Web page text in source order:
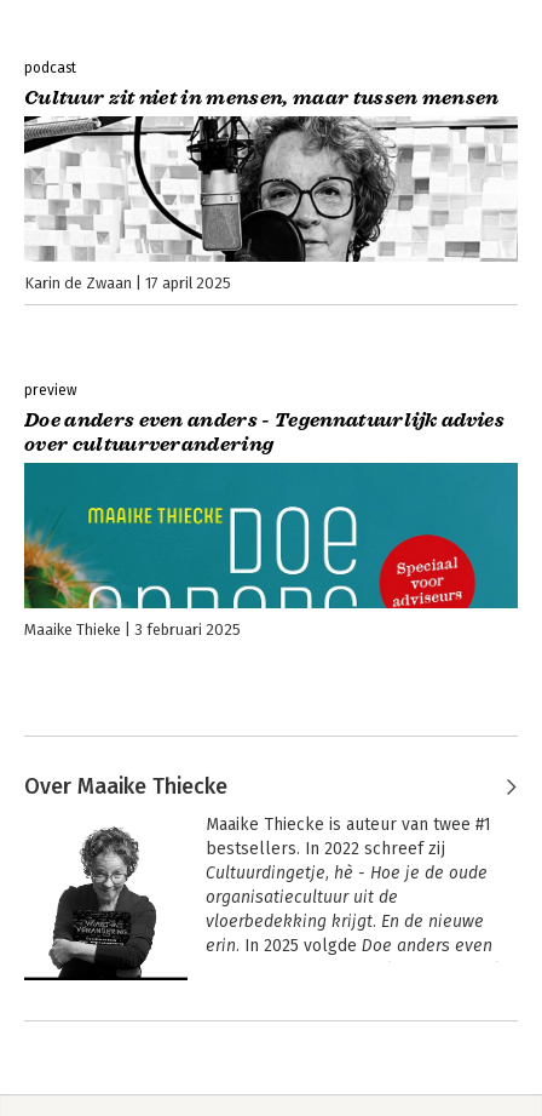
podcast
Cultuur zit niet in mensen, maar tussen mensen
Karin de Zwaan 17 april 2025
preview
Doe anders even anders - Tegennatuurlijk advies
over cultuurverandering
Maaike Thieke 3 februari 2025
Over Maaike Thiecke
Maaike Thiecke is auteur van twee #1
Cultuurdingetje, hè - Hoe je de oude
organisatiecultuur uit de
vloerbedekking krijgt. En de nieuwe
erin. In 2025 volgde Doe anders even
cultuurverandering.
5 knoppen om onnodig gelazer in
Andere boeken door Maaike